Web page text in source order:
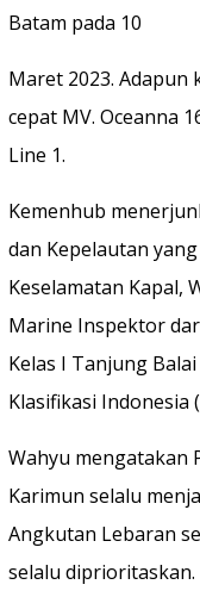
Batam pada 10
Maret 2023. Adapun
cepat MV. Oceanna
Line 1.
Kemenhub
dan Kepelautan
Keselamatan Kapal,
Marine Inspektor
Kelas I Tanjung
Klasifikasi Indonesia
Wahyu mengatakan
Karimun selalu
Angkutan Lebaran
selalu diprioritaskan.